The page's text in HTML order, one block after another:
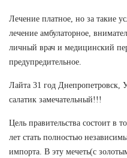
Лечение платное, но за такие
лечение амбулаторное,
личный врач и медицинский
предупредительное.
Лайта 31 год Днепропетровск,
салатик замечательный!!!
Цель правительства состоит в
лет стать полностью
импорта. В эту мечеть(с